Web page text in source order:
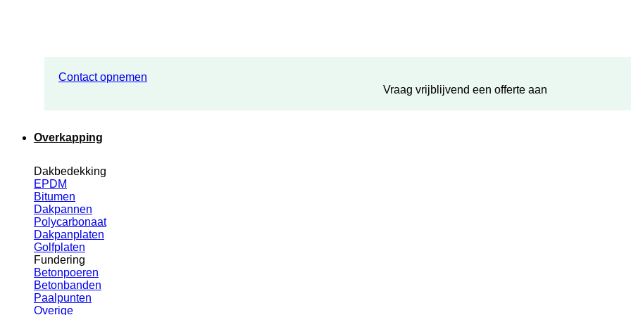
Contact opnemen
Vraag vrijblijvend een offerte aan
Overkapping
Dakbedekking
EPDM
Bitumen
Dakpannen
Polycarbonaat
Dakpanplaten
Golfplaten
Fundering
Betonpoeren
Betonbanden
Paalpunten
Overige